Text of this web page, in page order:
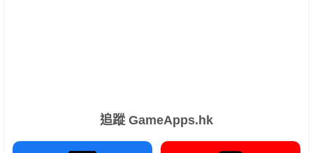
追蹤 GameApps.hk